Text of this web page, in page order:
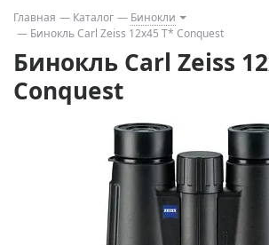
Главная Каталог
Бинокли
Бинокль Carl Zeiss 12x45 T* Conquest
Бинокль Carl Zeiss
Conquest